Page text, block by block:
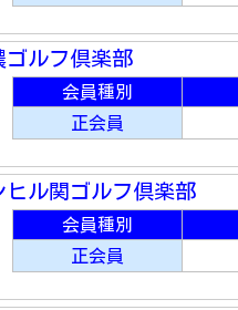
ゴルフ倶楽部
会員種別
正会員
ヒル関ゴルフ倶楽部
会員種別
正会員